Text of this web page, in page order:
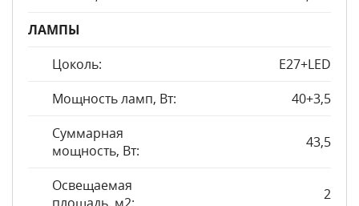
ЛАМПЫ
Цоколь:
E27+LED
Мощность ламп, Вт:
40+3,5
Суммарная
мощность, Вт:
43,5
Освещаемая
2